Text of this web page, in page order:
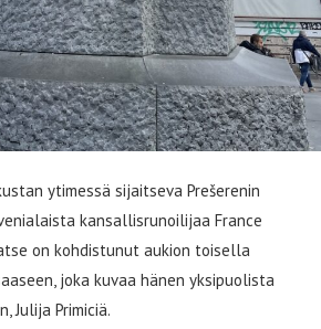
ytimessä sijaitseva Prešerenin
kansallisrunoilijaa France
on kohdistunut aukion toisella
joka kuvaa hänen yksipuolista
Julija Primiciä.